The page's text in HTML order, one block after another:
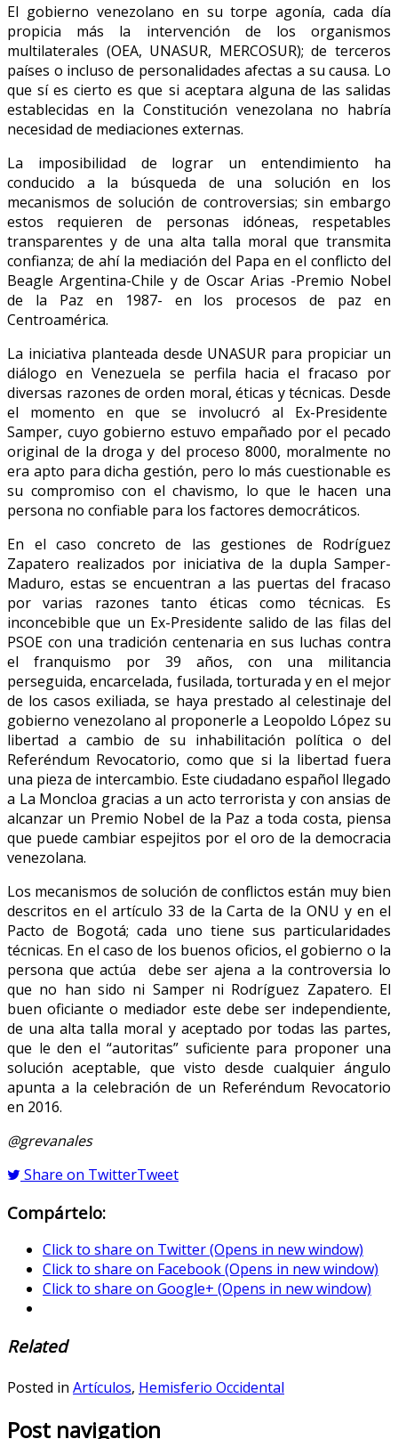
El gobierno venezolano en su torpe agonía, cada día
propicia más la intervención de los organismos
multilaterales (OEA, UNASUR, MERCOSUR); de terceros
países o incluso de personalidades afectas a su causa. Lo
que sí es cierto es que si aceptara alguna de las salidas
establecidas en la Constitución venezolana no habría
necesidad de mediaciones externas.
La imposibilidad de lograr un entendimiento ha
conducido a la búsqueda de una solución en los
mecanismos de solución de controversias; sin embargo
estos requieren de personas idóneas, respetables
transparentes y de una alta talla moral que transmita
confianza; de ahí la mediación del Papa en el conflicto del
Beagle Argentina-Chile y de Oscar Arias -Premio Nobel
de la Paz en 1987- en los procesos de paz en
Centroamérica.
La iniciativa planteada desde UNASUR para propiciar un
diálogo en Venezuela se perfila hacia el fracaso por
diversas razones de orden moral, éticas y técnicas. Desde
el momento en que se involucró al Ex-Presidente
Samper, cuyo gobierno estuvo empañado por el pecado
original de la droga y del proceso 8000, moralmente no
era apto para dicha gestión, pero lo más cuestionable es
su compromiso con el chavismo, lo que le hacen una
persona no confiable para los factores democráticos.
En el caso concreto de las gestiones de Rodríguez
Zapatero realizados por iniciativa de la dupla Samper-
Maduro, estas se encuentran a las puertas del fracaso
por varias razones tanto éticas como técnicas. Es
inconcebible que un Ex-Presidente salido de las filas del
PSOE con una tradición centenaria en sus luchas contra
el franquismo por 39 años, con una militancia
perseguida, encarcelada, fusilada, torturada y en el mejor
de los casos exiliada, se haya prestado al celestinaje del
gobierno venezolano al proponerle a Leopoldo López su
libertad a cambio de su inhabilitación política o del
Referéndum Revocatorio, como que si la libertad fuera
una pieza de intercambio. Este ciudadano español llegado
a La Moncloa gracias a un acto terrorista y con ansias de
alcanzar un Premio Nobel de la Paz a toda costa, piensa
que puede cambiar espejitos por el oro de la democracia
venezolana.
Los mecanismos de solución de conflictos están muy bien
descritos en el artículo 33 de la Carta de la ONU y en el
Pacto de Bogotá; cada uno tiene sus particularidades
técnicas. En el caso de los buenos oficios, el gobierno o la
persona que actúa debe ser ajena a la controversia lo
que no han sido ni Samper ni Rodríguez Zapatero. El
buen oficiante o mediador este debe ser independiente,
de una alta talla moral y aceptado por todas las partes,
que le den el “autoritas” suficiente para proponer una
solución aceptable, que visto desde cualquier ángulo
apunta a la celebración de un Referéndum Revocatorio
en 2016.
@grevanales
Share on TwitterTweet
Compártelo:
Click to share on Twitter (Opens in new window)
Click to share on Facebook (Opens in new window)
Click to share on Google+ (Opens in new window)
Related
Posted in Artículos, Hemisferio Occidental
Post navigation